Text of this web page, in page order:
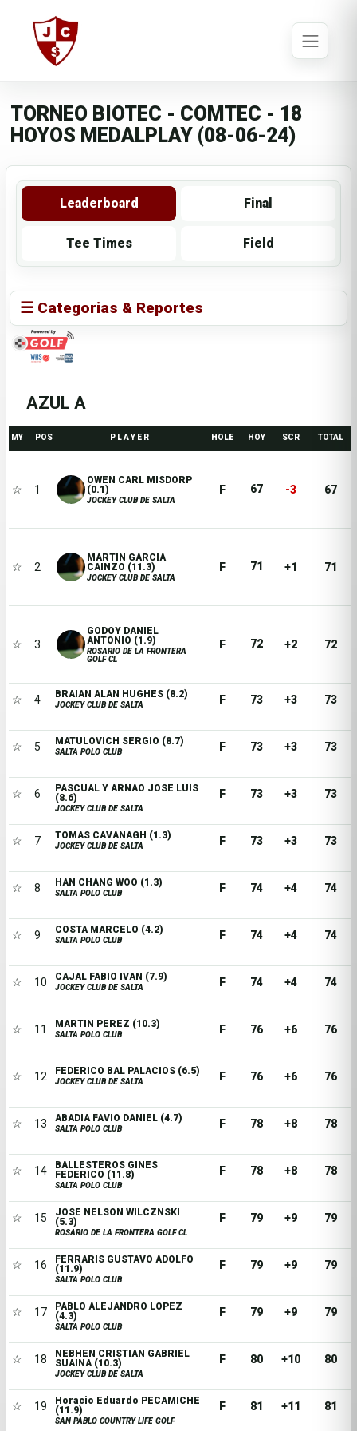
TORNEO BIOTEC - COMTEC - 18
HOYOS MEDALPLAY (08-06-24)
Leaderboard Final
Tee Times Field
☰ Categorias & Reportes
AZUL A
MY POS P L A Y E R HOLE HOY SCR TOTAL
☆ 1
OWEN CARL MISDORP
(0.1)
JOCKEY CLUB DE SALTA
F 67 -3 67
☆ 2
MARTIN GARCIA
CAINZO (11.3)
JOCKEY CLUB DE SALTA
F 71 +1 71
☆ 3
GODOY DANIEL
ANTONIO (1.9)
ROSARIO DE LA FRONTERA
GOLF CL
F 72 +2 72
☆ 4 BRAIAN ALAN HUGHES (8.2)
JOCKEY CLUB DE SALTA F 73 +3 73
☆ 5 MATULOVICH SERGIO (8.7)
SALTA POLO CLUB F 73 +3 73
☆ 6
PASCUAL Y ARNAO JOSE LUIS
(8.6)
JOCKEY CLUB DE SALTA
F 73 +3 73
☆ 7 TOMAS CAVANAGH (1.3)
JOCKEY CLUB DE SALTA F 73 +3 73
☆ 8 HAN CHANG WOO (1.3)
SALTA POLO CLUB F 74 +4 74
☆ 9 COSTA MARCELO (4.2)
SALTA POLO CLUB F 74 +4 74
☆ 10 CAJAL FABIO IVAN (7.9)
JOCKEY CLUB DE SALTA F 74 +4 74
☆ 11 MARTIN PEREZ (10.3)
SALTA POLO CLUB F 76 +6 76
☆ 12 FEDERICO BAL PALACIOS (6.5)
JOCKEY CLUB DE SALTA F 76 +6 76
☆ 13 ABADIA FAVIO DANIEL (4.7)
SALTA POLO CLUB F 78 +8 78
☆ 14
BALLESTEROS GINES
FEDERICO (11.8)
SALTA POLO CLUB
F 78 +8 78
☆ 15
JOSE NELSON WILCZNSKI
(5.3)
ROSARIO DE LA FRONTERA GOLF CL
F 79 +9 79
☆ 16
FERRARIS GUSTAVO ADOLFO
(11.9)
SALTA POLO CLUB
F 79 +9 79
☆ 17
PABLO ALEJANDRO LOPEZ
(4.3)
SALTA POLO CLUB
F 79 +9 79
☆ 18
NEBHEN CRISTIAN GABRIEL
SUAINA (10.3)
JOCKEY CLUB DE SALTA
F 80 +10 80
☆ 19
Horacio Eduardo PECAMICHE
(11.9)
SAN PABLO COUNTRY LIFE GOLF
F 81 +11 81